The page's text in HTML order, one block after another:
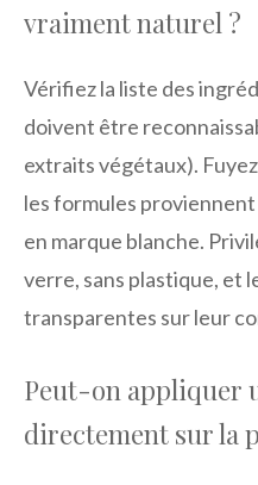
vraiment naturel ?
Vérifiez la liste des
doivent être
extraits végétaux).
les formules
en marque blanche.
verre, sans plastique, et
transparentes sur leur
Peut-on appliquer
directement sur la